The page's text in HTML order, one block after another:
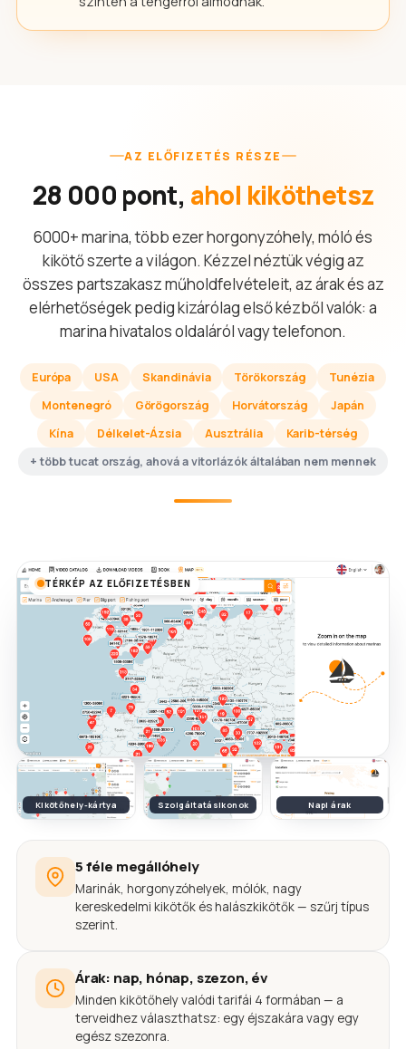
AZ ELŐFIZETÉS RÉSZE
28 000 pont, ahol kiköthetsz
6000+ marina, több ezer horgonyzóhely, móló és
kikötő szerte a világon. Kézzel néztük végig az
összes partszakasz műholdfelvételeit, az árak és az
elérhetőségek pedig kizárólag első kézből valók: a
marina hivatalos oldaláról vagy telefonon.
Európa USA Skandinávia Törökország
Tunézia
Montenegró
Görögország Horvátország
Japán
Kína
Délkelet-Ázsia Ausztrália
Karib-térség
+ több tucat ország, ahová a vitorlázók általában nem mennek
TÉRKÉP AZ ELŐFIZETÉSBEN
Kikötőhely-kártya Szolgáltatásikonok Napi árak
5 féle megállóhely
Marinák, horgonyzóhelyek, mólók, nagy
kereskedelmi kikötők és halászkikötők — szűrj típus
szerint.
Árak: nap, hónap, szezon, év
Minden kikötőhely valódi tarifái 4 formában — a
terveidhez választhatsz: egy éjszakára vagy egy
egész szezonra.